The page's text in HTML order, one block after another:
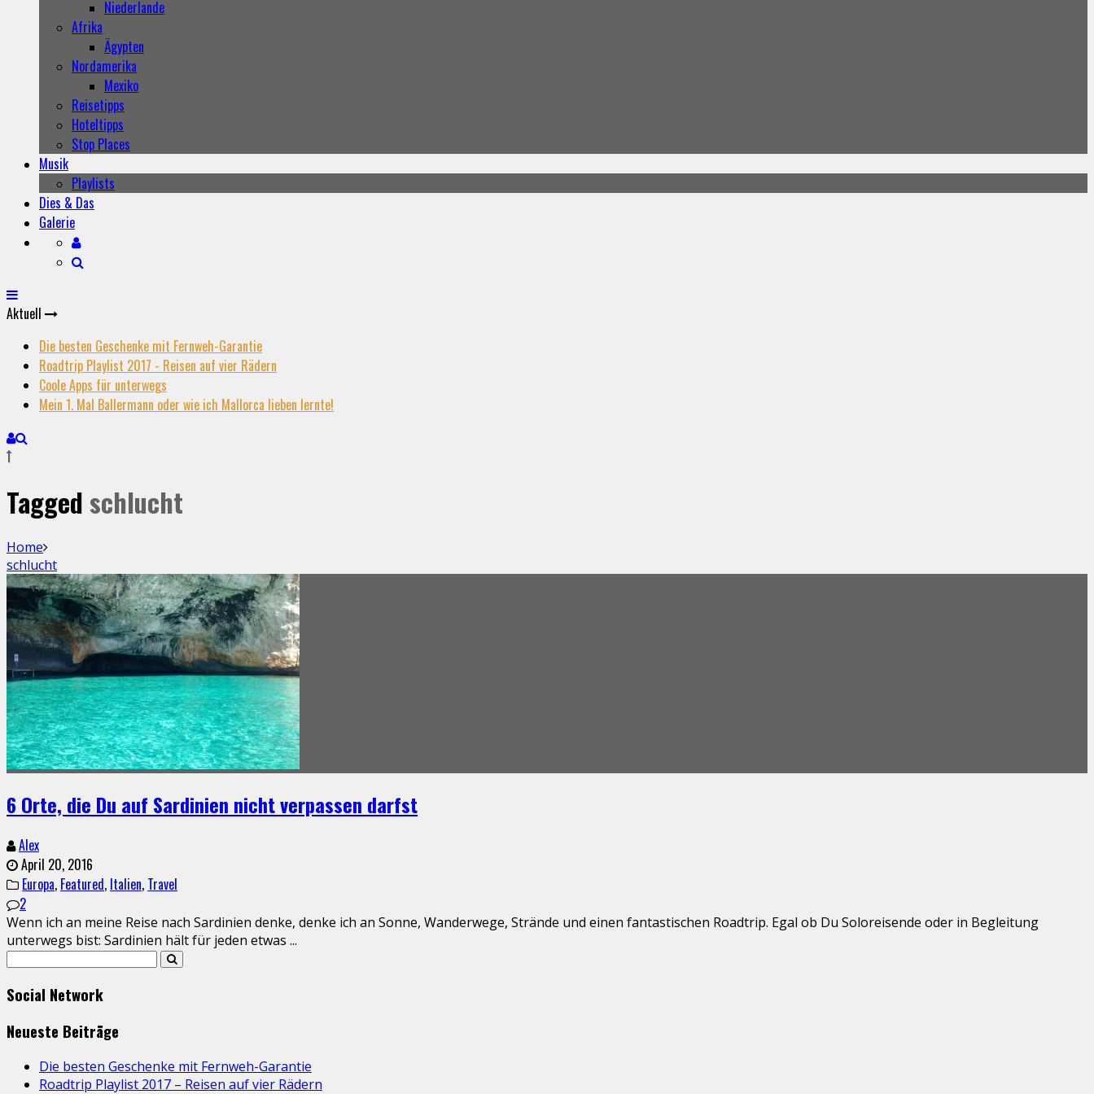
Niederlande
Afrika
Ägypten
Nordamerika
Mexiko
Reisetipps
Hoteltipps
Stop Places
Musik
Playlists
Dies & Das
Galerie
Aktuell
Die besten Geschenke mit Fernweh-Garantie
Roadtrip Playlist 2017 - Reisen auf vier Rädern
Coole Apps für unterwegs
Mein 1. Mal Ballermann oder wie ich Mallorca lieben lernte!
Taggedschlucht
Home
schlucht
6 Orte, die Du auf Sardinien nicht verpassen darfst
Alex
April 20, 2016
Europa, Featured, Italien, Travel
2
Wenn ich an meine Reise nach Sardinien denke, denke ich an Sonne, Wanderwege, Strände und einen fantastischen Roadtrip. Egal ob Du Soloreisende oder in Begleitung
unterwegs bist: Sardinien hält für jeden etwas ...
Social Network
Neueste Beiträge
Die besten Geschenke mit Fernweh-Garantie
Roadtrip Playlist 2017 – Reisen auf vier Rädern